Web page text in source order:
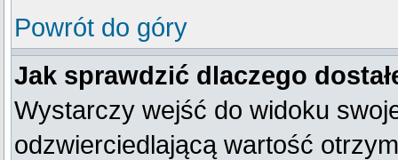
Powrót do góry
Jak sprawdzić dlaczego
Wystarczy wejść do widoku
odzwierciedlającą wartość